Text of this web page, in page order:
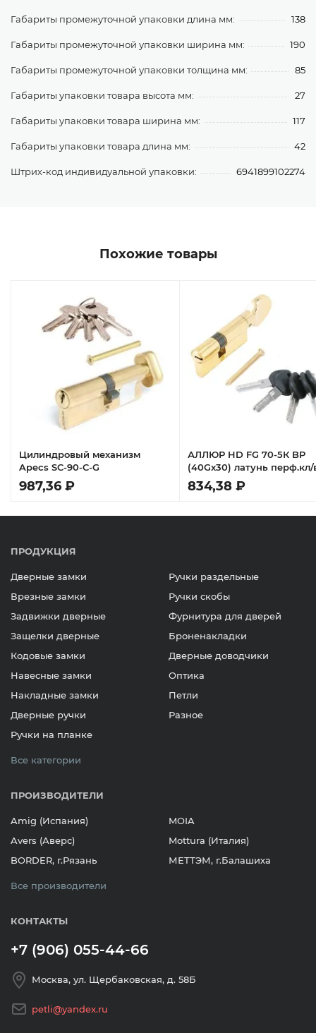
Габариты промежуточной упаковки длина мм: 138
Габариты промежуточной упаковки ширина мм: 190
Габариты промежуточной упаковки толщина мм: 85
Габариты упаковки товара высота мм: 27
Габариты упаковки товара ширина мм: 117
Габариты упаковки товара длина мм: 42
Штрих-код индивидуальной упаковки: 6941899102274
Похожие товары
Цилиндровый механизм
Apecs SC-90-C-G
987,36 ₽
АЛЛЮР HD FG 70-5К BP
(40Gx30) латунь перф.кл/
Цилиндровый механизм
834,38 ₽
ПРОДУКЦИЯ
Дверные замки
Врезные замки
Задвижки дверные
Защелки дверные
Кодовые замки
Навесные замки
Накладные замки
Дверные ручки
Ручки на планке
Ручки раздельные
Ручки скобы
Фурнитура для дверей
Броненакладки
Дверные доводчики
Оптика
Петли
Разное
Все категории
ПРОИЗВОДИТЕЛИ
Amig (Испания)
Avers (Аверс)
BORDER, г.Рязань
MOIA
Mottura (Италия)
МЕТТЭМ, г.Балашиха
Все производители
КОНТАКТЫ
+7 (906) 055-44-66
Москва, ул. Щербаковская, д. 58Б
petli@yandex.ru